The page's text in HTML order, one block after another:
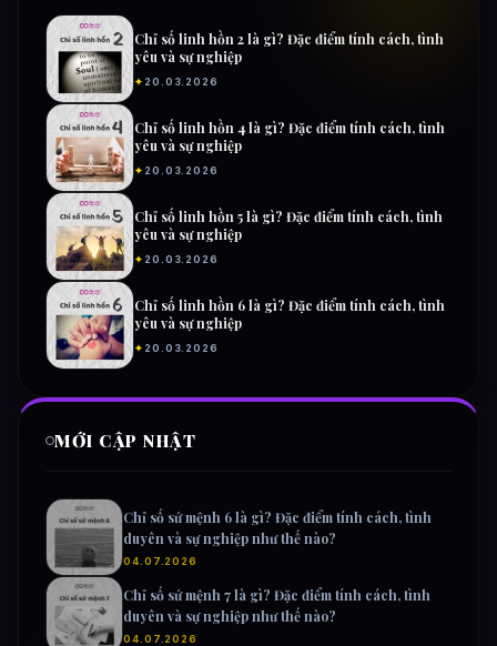
Chỉ số linh hồn 2 là gì? Đặc điểm tính cách, tình
yêu và sự nghiệp
✦ 20.03.2026
Chỉ số linh hồn 4 là gì? Đặc điểm tính cách, tình
yêu và sự nghiệp
✦ 20.03.2026
Chỉ số linh hồn 5 là gì? Đặc điểm tính cách, tình
yêu và sự nghiệp
✦ 20.03.2026
Chỉ số linh hồn 6 là gì? Đặc điểm tính cách, tình
yêu và sự nghiệp
✦ 20.03.2026
MỚI CẬP NHẬT
Chỉ số sứ mệnh 6 là gì? Đặc điểm tính cách, tình
duyên và sự nghiệp như thế nào?
04.07.2026
Chỉ số sứ mệnh 7 là gì? Đặc điểm tính cách, tình
duyên và sự nghiệp như thế nào?
04.07.2026